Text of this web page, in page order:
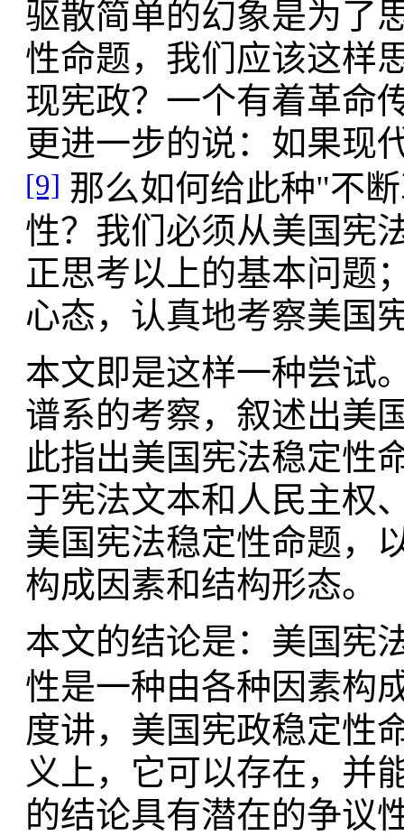
驱散简单的幻象是为了
性命题，我们应该这样
现宪政？一个有着革命
更进一步的说：如果现
[9] 那么如何给此种"不
性？我们必须从美国宪
正思考以上的基本问题
心态，认真地考察美国
本文即是这样一种尝试
谱系的考察，叙述出美
此指出美国宪法稳定性
于宪法文本和人民主权
美国宪法稳定性命题，
构成因素和结构形态。
本文的结论是：美国宪
性是一种由各种因素构
度讲，美国宪政稳定性
义上，它可以存在，并
的结论具有潜在的争议